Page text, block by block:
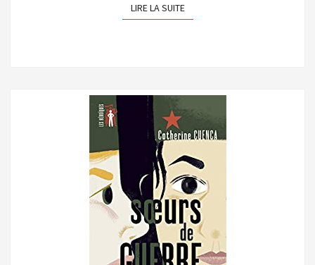
LIRE LA SUITELIRE LA SUITE